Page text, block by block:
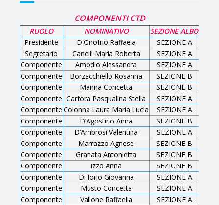
COMPONENTI CTD
RUOLO NOMINATIVO
SEZIONE ALBO
Presidente
D'Onofrio Raffaela
SEZIONE A
Segretario
Canelli Maria Roberta
SEZIONE A
Componente
Amodio Alessandra
SEZIONE A
Componente
Borzacchiello Rosanna
SEZIONE B
Componente
Manna Concetta
SEZIONE B
Componente Carfora Pasqualina Stella
SEZIONE A
Componente Colonna Laura Maria Lucia
SEZIONE A
Componente
D’Agostino Anna
SEZIONE B
Componente
D’Ambrosi Valentina
SEZIONE A
Componente
Marrazzo Agnese
SEZIONE B
Componente
Granata Antonietta
SEZIONE B
Componente
Izzo Anna
SEZIONE B
Componente
Di Iorio Giovanna
SEZIONE A
Componente
Musto Concetta
SEZIONE A
Componente
Vallone Raffaella SEZIONE A